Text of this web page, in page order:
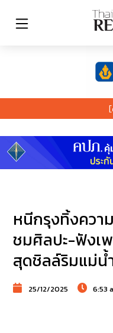
หนีกรุงทิ้งควา
ชมศิลปะ-ฟังเ
สุดชิลล์ริมแม่น้
25/12/2025 6:53